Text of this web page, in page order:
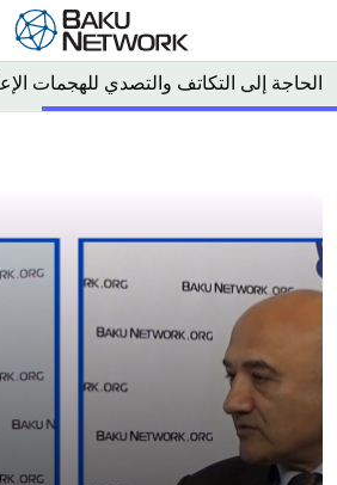
الحاجة إلى التكاتف والتصدي للهجمات